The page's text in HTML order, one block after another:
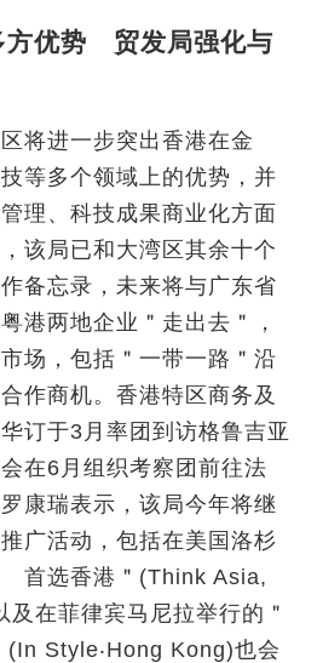
方优势 贸发局强化与
将进一步突出香港在金
等多个领域上的优势，并
理、科技成果商业化方面
该局已和大湾区其余十个
备忘录，未来将与广东省
港两地企业＂走出去＂，
场，包括＂一带一路＂沿
作商机。香港特区商务及
订于3月率团到访格鲁吉亚
在6月组织考察团前往法
康瑞表示，该局今年将继
广活动，包括在美国洛杉
首选香港＂(Think Asia,
在菲律宾马尼拉举行的＂
(In Style‧Hong Kong)也会